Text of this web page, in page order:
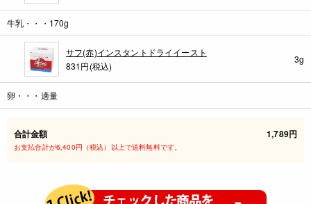
牛乳・・・170g
サフ(赤)インスタントドライイースト
831円(税込)
3g
卵・・・適量
合計金額 1,789円
お支払合計が6,400円（税込）以上で送料無料です。